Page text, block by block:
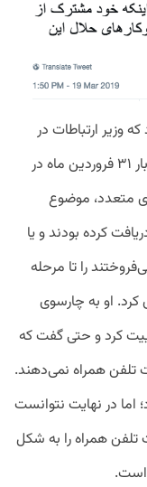
کهوزیر ارتباطات در
بار ۳۱ فروردین ماه در
متعدد، موضوع
کرده بودندویا
فروختندرا تا مرحله
کرد. او به چارسوی
کردو حتیگفتکه
تلفنهمراه نمیدهند.
اما در نهایت نتوانست
تلفنهمراهرا به شکل
است.